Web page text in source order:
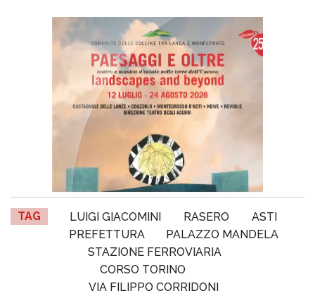
TAG LUIGI GIACOMINI RASERO
ASTI
PREFETTURA
PALAZZO MANDELA
STAZIONE FERROVIARIA
CORSO TORINO
VIA FILIPPO CORRIDONI